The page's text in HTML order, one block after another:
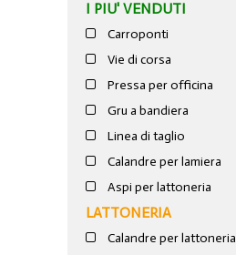
I PIU' VENDUTI
Carroponti
Vie di corsa
Pressa per officina
Gru a bandiera
Linea di taglio
Calandre per lamiera
Aspi per lattoneria
LATTONERIA
Calandre per lattoneria